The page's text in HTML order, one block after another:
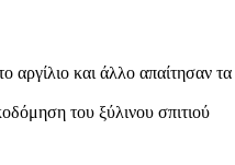
αργίλιο και άλλο απαίτησαν
του ξύλινου σπιτιού